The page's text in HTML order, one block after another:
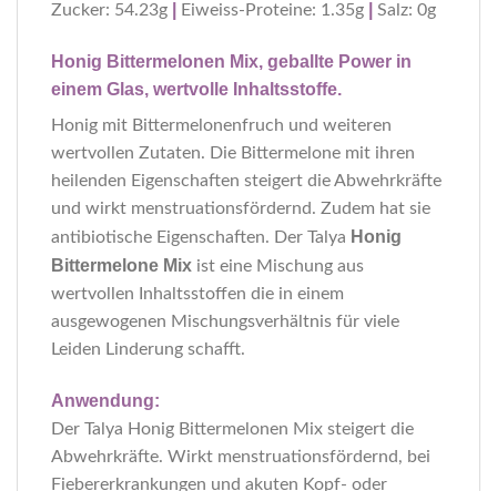
Zucker: 54.23g
Eiweiss-Proteine: 1.35g Salz: 0g
Honig Bittermelonen Mix, geballte Power in
einem Glas, wertvolle Inhaltsstoffe.
Honig mit Bittermelonenfruch und weiteren
wertvollen Zutaten. Die Bittermelone mit ihren
heilenden Eigenschaften steigert die Abwehrkräfte
und wirkt menstruationsfördernd. Zudem hat sie
antibiotische Eigenschaften. Der Talya Honig
Bittermelone Mix ist eine Mischung aus
wertvollen Inhaltsstoffen die in einem
ausgewogenen Mischungsverhältnis für viele
Leiden Linderung schafft.
Anwendung:
Der Talya Honig Bittermelonen Mix steigert die
Abwehrkräfte. Wirkt menstruationsfördernd, bei
Fiebererkrankungen und akuten Kopf- oder